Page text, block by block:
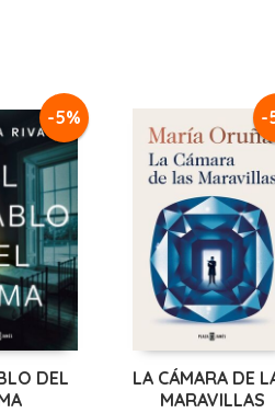
-5%
DEL
-
LA CÁMARA DE
MARAVILLAS